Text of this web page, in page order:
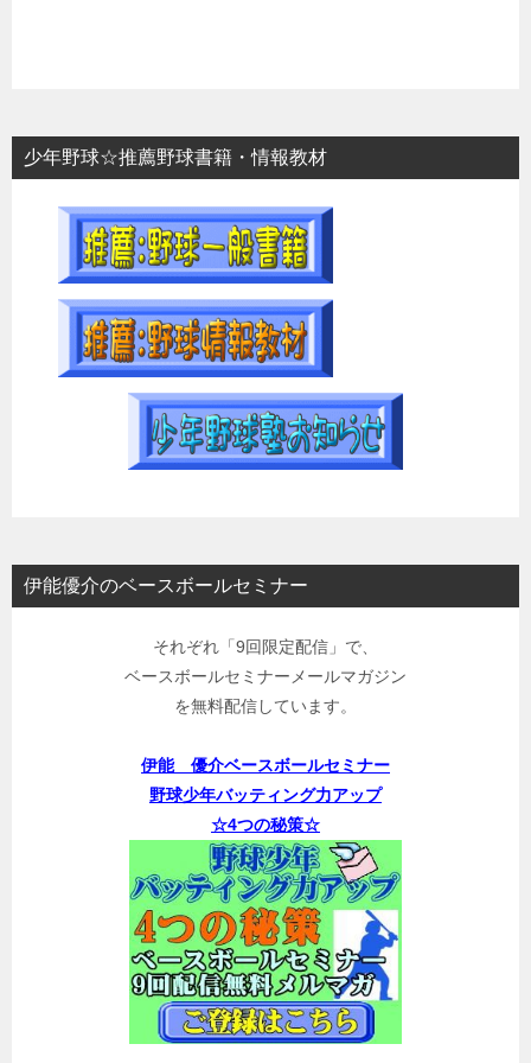
少年野球☆推薦野球書籍・情報教材
伊能優介のベースボールセミナー
それぞれ「9回限定配信」で、
ベースボールセミナーメールマガジン
を無料配信しています。
伊能 優介ベースボールセミナー
野球少年バッティング力アップ
☆4つの秘策☆